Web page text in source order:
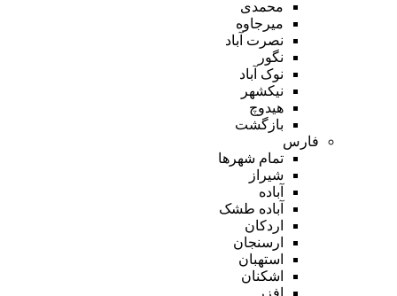
محمدی
میرجاوه
نصرت آباد
نگور
نوک آباد
نیکشهر
هیدوچ
بازگشت
فارس
تمام شهر‌ها
شیراز
آباده
آباده طشک
اردکان
ارسنجان
استهبان
اشکنان
افزر